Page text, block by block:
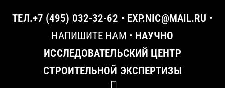
ТЕЛ.+7 (495) 032-32-62 • EXP.NIC@MAIL.RU •
НАПИШИТЕ НАМ • НАУЧНО
ИССЛЕДОВАТЕЛЬСКИЙ ЦЕНТР
СТРОИТЕЛЬНОЙ ЭКСПЕРТИЗЫ